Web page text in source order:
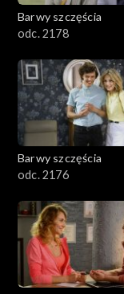
Barwy szczęścia
odc. 2178
Barwy szczęścia
odc. 2176